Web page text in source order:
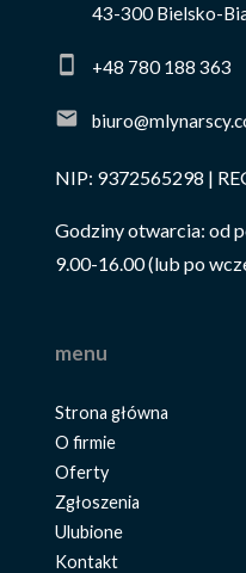
43-300 Bielsko-
+48 780 188 363
NIP: 9372565298 |
Godziny otwarcia: od
9.00-16.00 (lub po
menu
Strona główna
O firmie
Oferty
Zgłoszenia
Ulubione
Kontakt